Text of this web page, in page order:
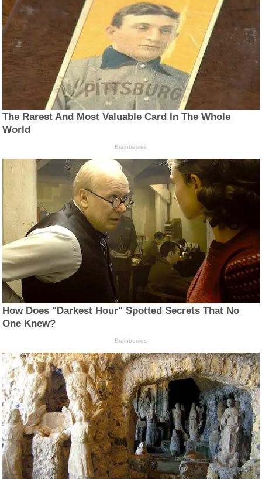
The Rarest And Most Valuable Card In The Whole
World
Brainberries
How Does "Darkest Hour" Spotted Secrets That No
One Knew?
Brainberries